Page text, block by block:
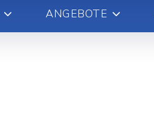
ANGEBOTE